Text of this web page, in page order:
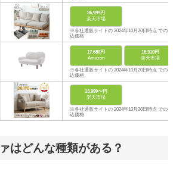
36,999円
楽天市場
※各社通販サイトの 2024年10月20日時点 での税
込価格
17,680円
Amazon
15,910円
楽天市場
※各社通販サイトの 2024年10月20日時点 での税
込価格
13,999〜円
楽天市場
※各社通販サイトの 2024年10月20日時点 での税
込価格
はどんな種類がある？